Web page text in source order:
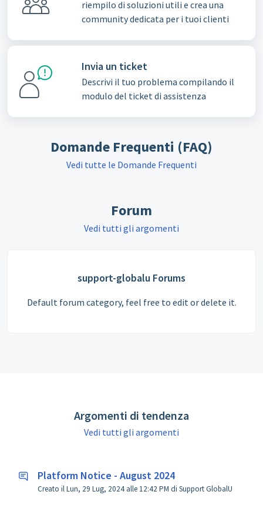
riempilo di soluzioni utili e crea una
community dedicata per i tuoi clienti
Invia un ticket
Descrivi il tuo problema compilando il
modulo del ticket di assistenza
Domande Frequenti (FAQ)
Vedi tutte le Domande Frequenti
Forum
Vedi tutti gli argomenti
support-globalu Forums
Default forum category, feel free to edit or delete it.
Argomenti di tendenza
Vedi tutti gli argomenti
Platform Notice - August 2024
Creato il Lun, 29 Lug, 2024 alle 12:42 PM di Support GlobalU